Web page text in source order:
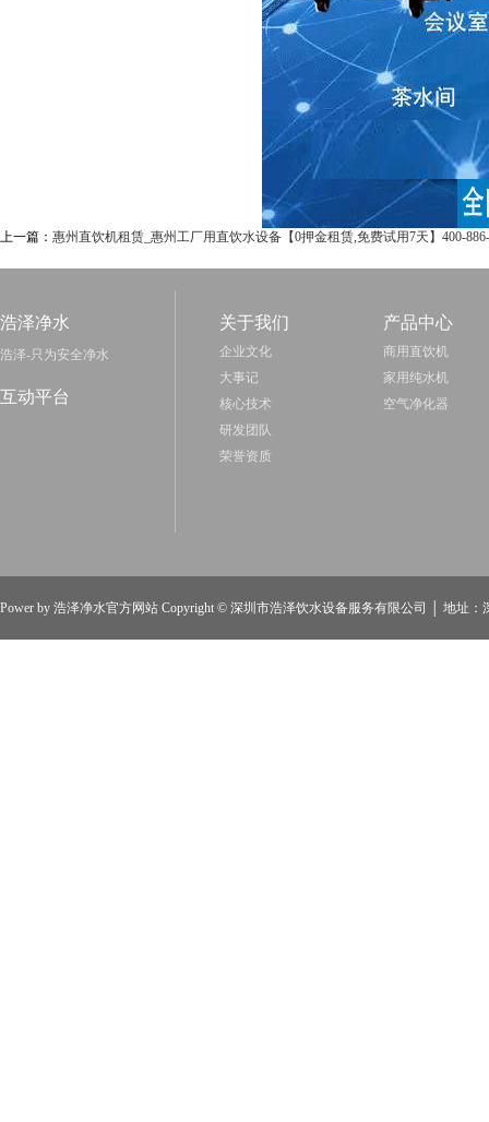
上一篇： 惠州直饮机租赁_惠州工厂用直饮水设备【0押金租赁,免费试用7天】400-
浩泽净水
浩泽-只为安全净水
互动平台
关于我们
企业文化
大事记
核心技术
研发团队
荣誉资质
产品中心
商用直饮机
家用纯水机
空气净化器
Power by 浩泽净水官方网站 Copyright © 深圳市浩泽饮水设备服务有限公司 │ 地址：